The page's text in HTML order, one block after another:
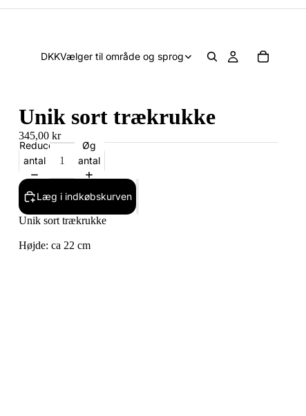
DKKVælger til område og sprog
Unik sort trækrukke
345,00 kr
Reducer
antal
Øg
antal
Læg i indkøbskurven
Unik sort trækrukke
Højde: ca 22 cm